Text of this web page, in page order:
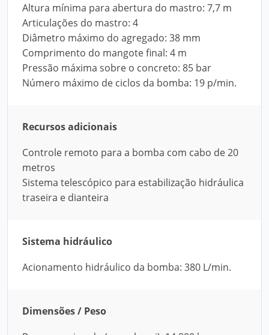
Altura mínima para abertura do mastro: 7,7 m
Articulações do mastro: 4
Diâmetro máximo do agregado: 38 mm
Comprimento do mangote final: 4 m
Pressão máxima sobre o concreto: 85 bar
Número máximo de ciclos da bomba: 19 p/min.
Recursos adicionais
Controle remoto para a bomba com cabo de 20
metros
Sistema telescópico para estabilização hidráulica
traseira e dianteira
Sistema hidráulico
Acionamento hidráulico da bomba: 380 L/min.
Dimensões / Peso